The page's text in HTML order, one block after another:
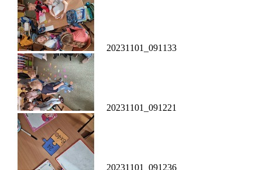
20231101_091133
20231101_091221
20231101_091236